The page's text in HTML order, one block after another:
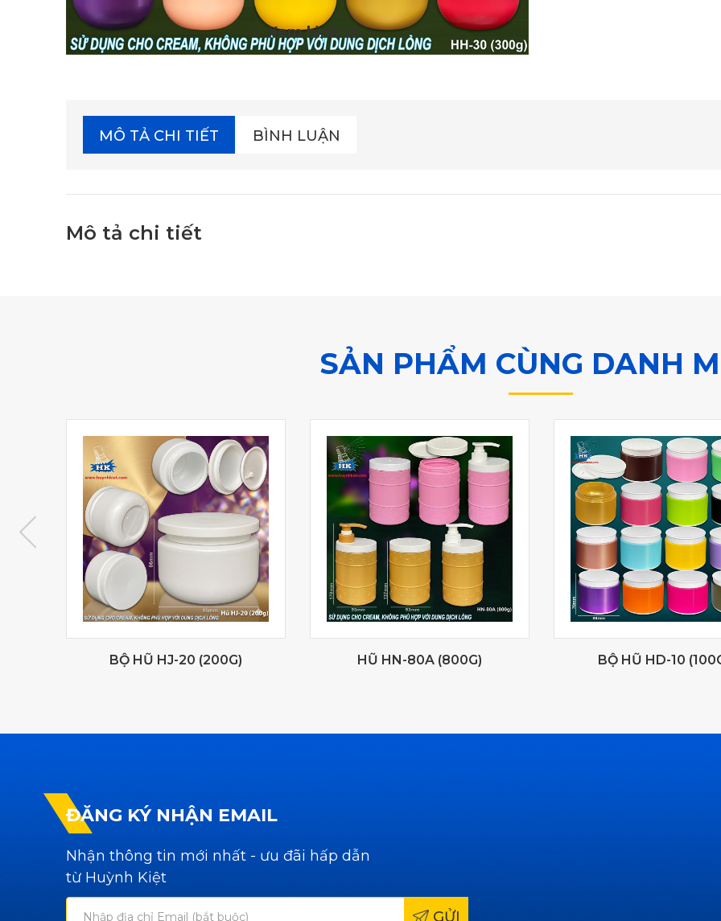
MÔ TẢ CHI TIẾT BÌNH LUẬN
Mô tả chi tiết
SẢN PHẨM CÙNG DANH
BỘ HŨ HJ-20 (200G) HŨ HN-80A (800G) BỘ HŨ HD-10
ĐĂNG KÝ NHẬN EMAIL
Nhận thông tin mới nhất - ưu đãi hấp dẫn
từ Huỳnh Kiệt
GỬI